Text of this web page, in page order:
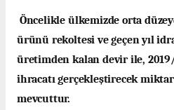
Öncelikle ülkemizde orta
ürünü rekoltesi ve geçen yıl
üretimden kalan devir ile,
ihracatı gerçekleştirecek
mevcuttur.